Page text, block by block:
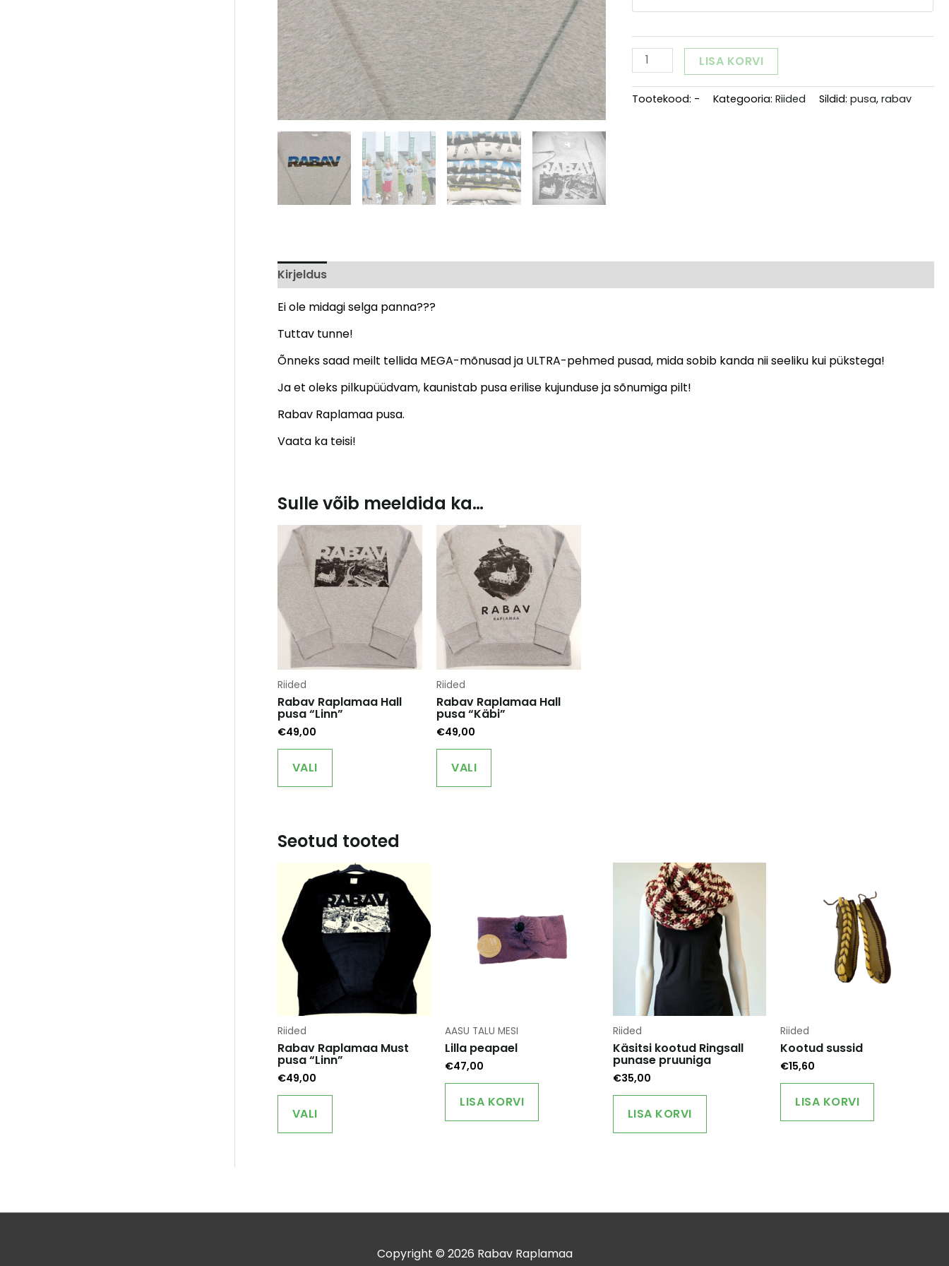
Rabav
Raplamaa
Hall
pusa
LISA KORVI
Tootekood: - Kategooria:Riided Sildid:pusa,rabav
Kirjeldus
Ei ole midagi selga panna???
Tuttav tunne!
Õnneks saad meilt tellida MEGA-mõnusad ja ULTRA-pehmed pusad, mida sobib kanda nii seeliku kui pükstega!
Ja et oleks pilkupüüdvam, kaunistab pusa erilise kujunduse ja sõnumiga pilt!
Rabav Raplamaa pusa.
Vaata ka teisi!
Sulle võib meeldida ka…
Riided
Rabav Raplamaa Hall
pusa “Linn”
€49,00
VALI
This
options
may
be
chosen
on
the
product
page
Riided
Rabav Raplamaa Hall
pusa “Käbi”
€49,00
VALI
This
the
product
page
Seotud tooted
Riided
Rabav Raplamaa Must
pusa “Linn”
€49,00
VALI
This
AASU TALU MESI
Lilla peapael
€47,00
LISA KORVI
Riided
Käsitsi kootud Ringsall
punase pruuniga
€35,00
LISA KORVI
Riided
Kootud sussid
€15,60
LISA KORVI
Copyright © 2026 Rabav Raplamaa